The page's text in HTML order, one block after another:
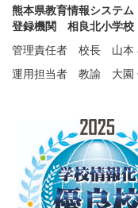
熊本県教育情報システム
登録機関 相良北小学校
管理責任者 校長 山本
運用担当者 教諭 大園